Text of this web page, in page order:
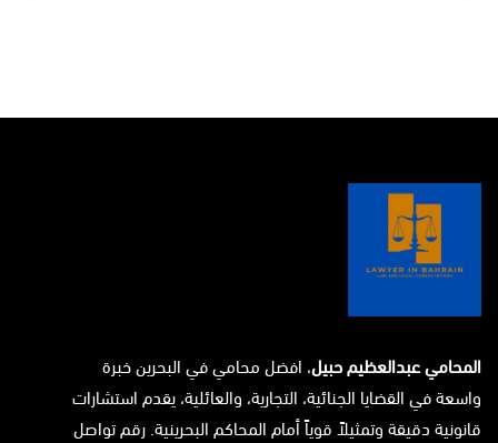
المحامي عبدالعظيم حبيل، افضل محامي في البحرين خبرة
واسعة في القضايا الجنائية، التجارية، والعائلية، يقدم استشارات
قانونية دقيقة وتمثيلاً قوياً أمام المحاكم البحرينية. رقم تواصل